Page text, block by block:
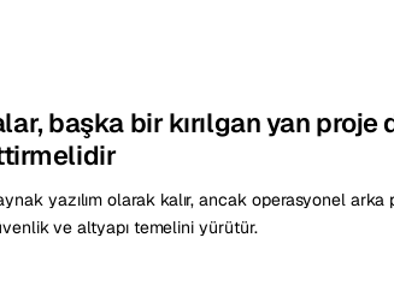
başka bir kırılgan yan proje
yazılım olarak kalır, ancak operasyonel arka
ve altyapı temelini yürütür.